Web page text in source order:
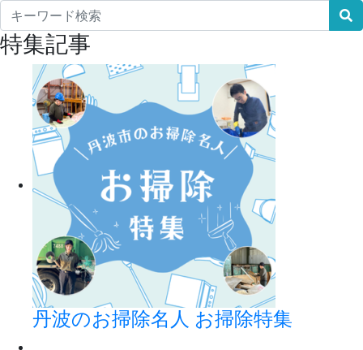
特集記事
丹波のお掃除名人 お掃除特集